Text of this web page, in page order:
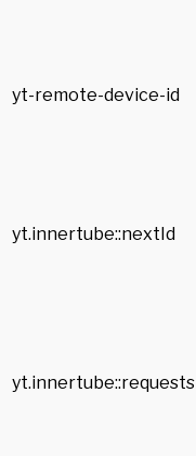
yt-remote-device-id
yt.innertube::nextId
yt.innertube::requests